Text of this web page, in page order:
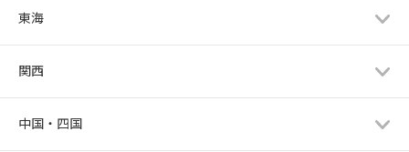
東海
関西
中国・四国